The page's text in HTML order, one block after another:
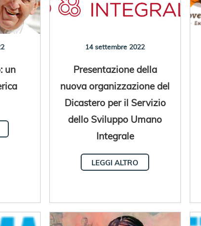
un
14 settembre 2022
Presentazione della
nuova organizzazione del
Dicastero per il Servizio
dello Sviluppo Umano
Integrale
LEGGI ALTRO